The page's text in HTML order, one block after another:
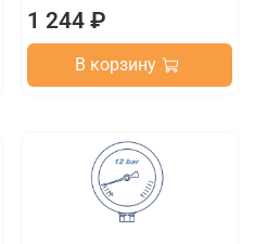
1 244 ₽
В корзину